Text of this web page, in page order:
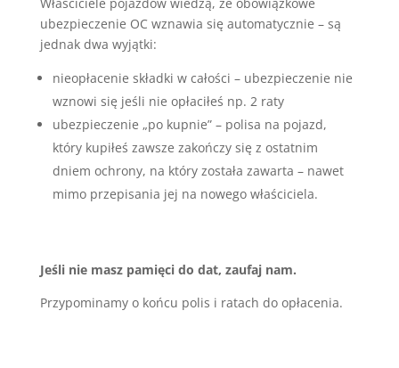
ubezpieczenie OC wznawia się automatycznie – są
jednak dwa wyjątki:
nieopłacenie składki w całości – ubezpieczenie nie
wznowi się jeśli nie opłaciłeś np. 2 raty
ubezpieczenie „po kupnie” – polisa na pojazd,
który kupiłeś zawsze zakończy się z ostatnim
dniem ochrony, na który została zawarta – nawet
mimo przepisania jej na nowego właściciela.
Jeśli nie masz pamięci do dat, zaufaj nam.
Przypominamy o końcu polis i ratach do opłacenia.